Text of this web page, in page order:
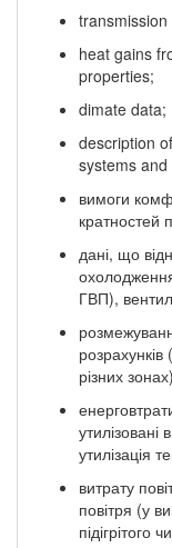
heat gains
properties;
dimate data;
description
systems and
вимоги
кратностей
дані, що
ГВП),
різних
утилізовані
утилізація
витрату
повітря (у